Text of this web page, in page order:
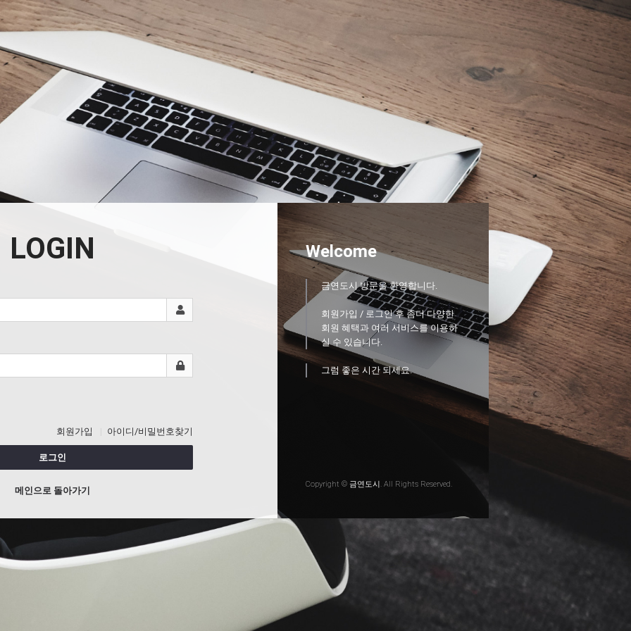
LOGIN
회원가입 아이디/비밀번호찾기
로그인
메인으로 돌아가기
Welcome
금연도시 방문을 환영합니다.
회원가입 / 로그인 후 좀더 다양한
회원 혜택과 여러 서비스를 이용하
실 수 있습니다.
그럼 좋은 시간 되세요.
Copyright © 금연도시. All Rights Reserved.